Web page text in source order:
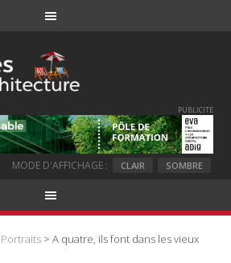
PUBLICITE
MODE D'AFFICHAGE : CLAIR SOMBRE
Portraits > A quatre, ils font dans les vieux